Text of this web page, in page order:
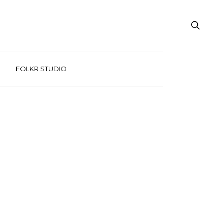
FOLKR STUDIO